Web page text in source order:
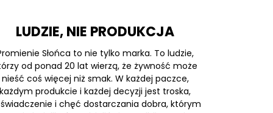
LUDZIE, NIE PRODUKCJA
Słońca to nie tylko marka. To ludzie,
od ponad 20 lat wierzą, że żywność może
nieść coś więcej niż smak. W każdej paczce,
każdym produkcie i każdej decyzji jest troska,
i chęć dostarczania dobra, którym